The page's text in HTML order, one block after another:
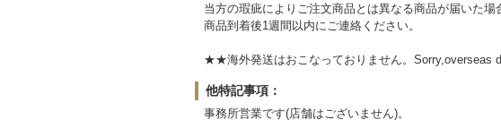
当方の瑕疵によりご注文商品とは異なる商品が届いた
商品到着後1週間以内にご連絡ください。
★★海外発送はおこなっておりません。
他特記事項：
事務所営業です(店舗はございません)。